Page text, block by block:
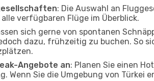
: Die Auswahl an
verfügbaren Flüge im Überblick.
sich gerne von spontanen
dazu, frühzeitig zu buchen. So
Angebote an: Planen Sie einen
Wenn Sie die Umgebung von Türkei